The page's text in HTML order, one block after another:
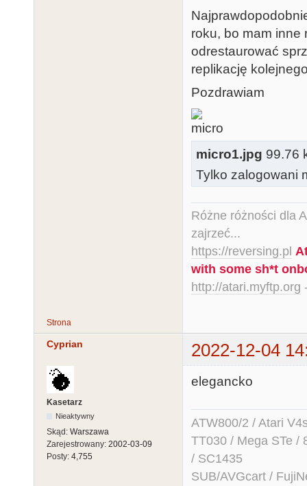
roku, bo mam inne
odrestaurować
replikację
Pozdrawiam
micro1.jpg 99.76
Tylko zalogowani
Różne różności dla
zajrzeć...
https://reversing.pl
with some sh*t
http://atari.myftp.org
Strona
Cyprian 2022-12-04
Kasetarz
Nieaktywny
Skąd: Warszawa
Zarejestrowany: 2002-03-09
Posty: 4,755
elegancko
ATW800/2 / Atari
TT030 / Mega STe /
/ SC1435
SUB/AVGcart /